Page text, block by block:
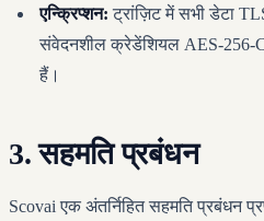
एन्क्रिप्शन: ट्रांज़िट में सभी डेटा
संवेदनशील क्रेडेंशियल AES-256-
हैं।
3. सहमति प्रबंधन
Scovai एक अंतर्निहित सहमति प्रबंधन